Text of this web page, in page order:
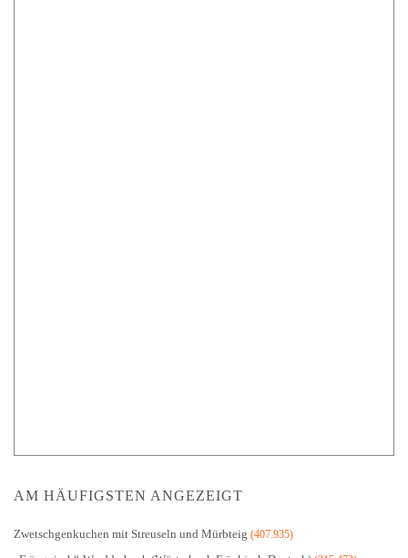
AM HÄUFIGSTEN ANGEZEIGT
Zwetschgenkuchen mit Streuseln und Mürbteig (407.935)